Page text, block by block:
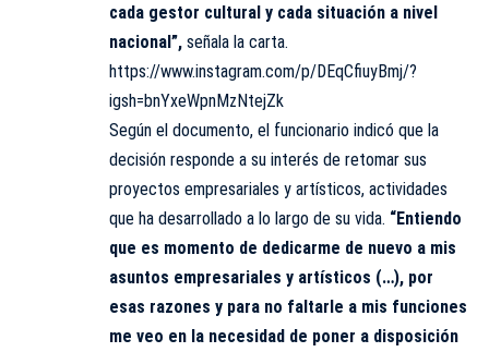
cada gestor cultural y cada situación a nivel
nacional”, señala la carta.
https://www.instagram.com/p/DEqCfiuyBmj/?
igsh=bnYxeWpnMzNtejZk
Según el documento, el funcionario indicó que la
decisión responde a su interés de retomar sus
proyectos empresariales y artísticos, actividades
que ha desarrollado a lo largo de su vida. “Entiendo
que es momento de dedicarme de nuevo a mis
asuntos empresariales y artísticos (…), por
esas razones y para no faltarle a mis funciones
me veo en la necesidad de poner a disposición